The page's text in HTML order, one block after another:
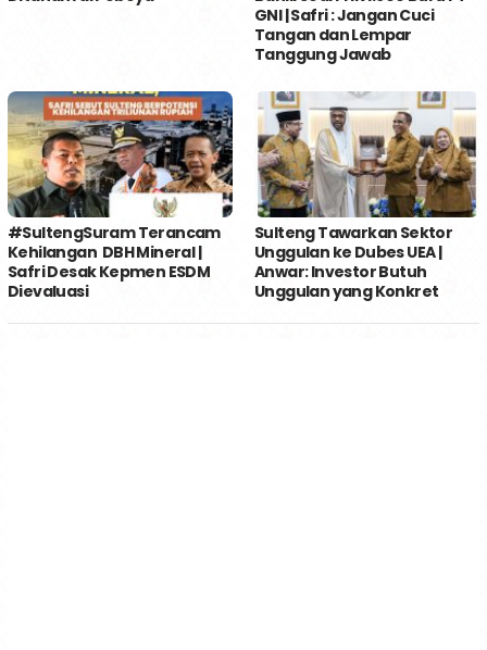
GNI | Safri : Jangan Cuci
Tangan dan Lempar
Tanggung Jawab
#SultengSuram Terancam
Kehilangan DBH Mineral |
Safri Desak Kepmen ESDM
Dievaluasi
Sulteng Tawarkan Sektor
Unggulan ke Dubes UEA |
Anwar: Investor Butuh
Unggulan yang Konkret